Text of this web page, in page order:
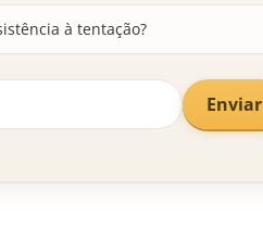
à tentação?
Enviar